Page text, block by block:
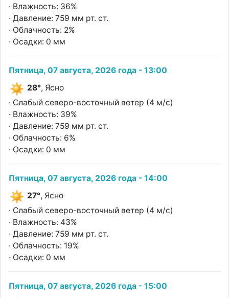
· Влажность: 36%
· Давление: 759 мм рт. ст.
· Облачность: 2%
· Осадки: 0 мм
Пятница, 07 августа, 2026 года - 13:00
28°, Ясно
· Слабый северо-восточный ветер (4 м/с)
· Влажность: 39%
· Давление: 759 мм рт. ст.
· Облачность: 6%
· Осадки: 0 мм
Пятница, 07 августа, 2026 года - 14:00
27°, Ясно
· Слабый северо-восточный ветер (4 м/с)
· Влажность: 43%
· Давление: 759 мм рт. ст.
· Облачность: 19%
· Осадки: 0 мм
Пятница, 07 августа, 2026 года - 15:00